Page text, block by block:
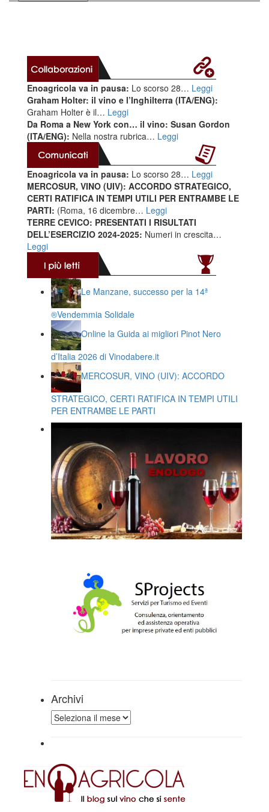
Enoagricola va in pausa: Lo scorso 28… Leggi
Graham Holter: il vino e l’Inghilterra (ITA/ENG):
Graham Holter è il… Leggi
Da Roma a New York con… il vino: Susan Gordon
(ITA/ENG): Nella nostra rubrica… Leggi
Enoagricola va in pausa: Lo scorso 28… Leggi
MERCOSUR, VINO (UIV): ACCORDO STRATEGICO,
CERTI RATIFICA IN TEMPI UTILI PER ENTRAMBE LE
PARTI: (Roma, 16 dicembre… Leggi
TERRE CEVICO: PRESENTATI I RISULTATI
DELL’ESERCIZIO 2024-2025: Numeri in crescita…
Leggi
Le Manzane, successo per la 14ª
®️Vendemmia Solidale
Online la Guida ai migliori Pinot Nero
d’Italia 2026 di Vinodabere.it
MERCOSUR, VINO (UIV): ACCORDO
STRATEGICO, CERTI RATIFICA IN TEMPI UTILI
PER ENTRAMBE LE PARTI
Archivi
Archivi